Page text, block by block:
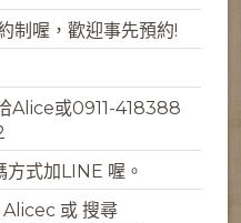
制喔，歡迎事先預約!
Alice或0911-418388
式加LINE 喔。
或 搜尋